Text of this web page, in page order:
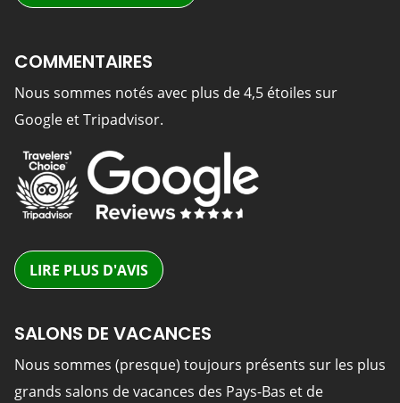
COMMENTAIRES
Nous sommes notés avec plus de 4,5 étoiles sur
Google et Tripadvisor.
LIRE PLUS D'AVIS
SALONS DE VACANCES
Nous sommes (presque) toujours présents sur les plus
grands salons de vacances des Pays-Bas et de